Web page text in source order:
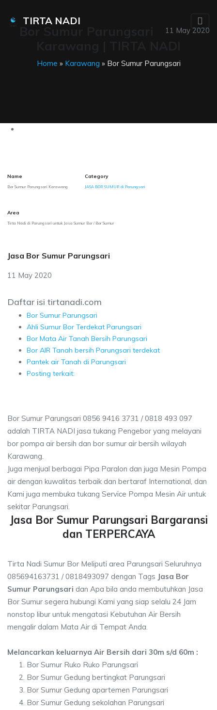
TIRTA NADI
11 May 2020
Home » Karawang » Bor Sumur Parungsari
Name
Bor Sumur Parungsari Karawang
Category
JASA BOR SUMUR di Parungsari
Area
Tirta Nadi di Parungsari untuk Jasa Sumur Bor / Bor Sumur
Jasa Bor Sumur Parungsari
11 May 2020
Daftar isi tirtanadi.com
Bor Sumur Parungsari
Ahli Sumur Bor Terdekat Parungsari
Bor Mata Air Tanah Bersih Parungsari
Bor AIR Tanah bersih Parungsari terdekat
Pantek air Tanah di Parungsari
Posting terkait:
Bor Sumur Parungsari 0856 9416 3731 / 0818 493 097
adalah TIRTA NADI jasa tukang Pengebor yang melayani
bor pompa air bersih dan bor sumur air bersih wilayah
Karawang.
Juga menjual berbagai Pipa Paralon dan juga Mesin Pompa
air dengan kuwalitas terbaik dan bertaraf International, dan
Kami juga membuka tukang Service Pompa Mesin Air untuk
sekitar Parungsari.
Jasa Bor Sumur Parungsari Bargaransi
dan TERPERCAYA
Tirta Nadi Sumur Bor Meliputi area Parungsari Seluruhnya
085694163731 / 0818493097 dengan Tags Jasa Bor
Sumur Parungsari dan Apa bila anda membutuhkan Jasa
Bor Sumur segera hubungi Kami yang siap selalu 24 Jam
nonstop libur untuk mengatasi Kebutuhan Air Bersih
mengalir dalam Mata Air di Tempat Anda.
Melancarkan keluarnya Air Bersih dari 30m s/d 60m :
Bor Sumur Ruko Ruko Parungsari
Bor Sumur Gedung bertingkat Parungsari
Bor Sumur Gedung apartemen Parungsari
Bor Sumur Gedung sekolahan Parungsari